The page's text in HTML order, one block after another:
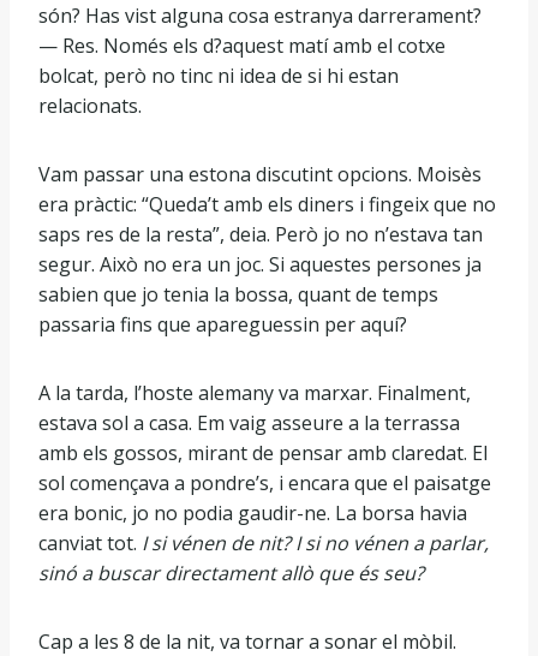
són? Has vist alguna cosa estranya darrerament?
— Res. Només els d?aquest matí amb el cotxe
bolcat, però no tinc ni idea de si hi estan
relacionats.
Vam passar una estona discutint opcions. Moisès
era pràctic: “Queda’t amb els diners i fingeix que no
saps res de la resta”, deia. Però jo no n’estava tan
segur. Això no era un joc. Si aquestes persones ja
sabien que jo tenia la bossa, quant de temps
passaria fins que apareguessin per aquí?
A la tarda, l’hoste alemany va marxar. Finalment,
estava sol a casa. Em vaig asseure a la terrassa
amb els gossos, mirant de pensar amb claredat. El
sol començava a pondre’s, i encara que el paisatge
era bonic, jo no podia gaudir-ne. La borsa havia
canviat tot. I si vénen de nit? I si no vénen a parlar,
sinó a buscar directament allò que és seu?
Cap a les 8 de la nit, va tornar a sonar el mòbil.